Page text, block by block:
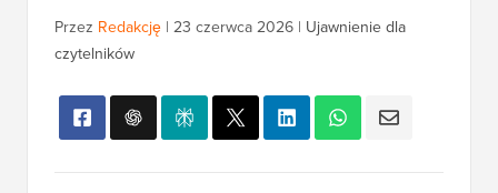
Przez Redakcję | 23 czerwca 2026 | Ujawnienie dla
czytelników